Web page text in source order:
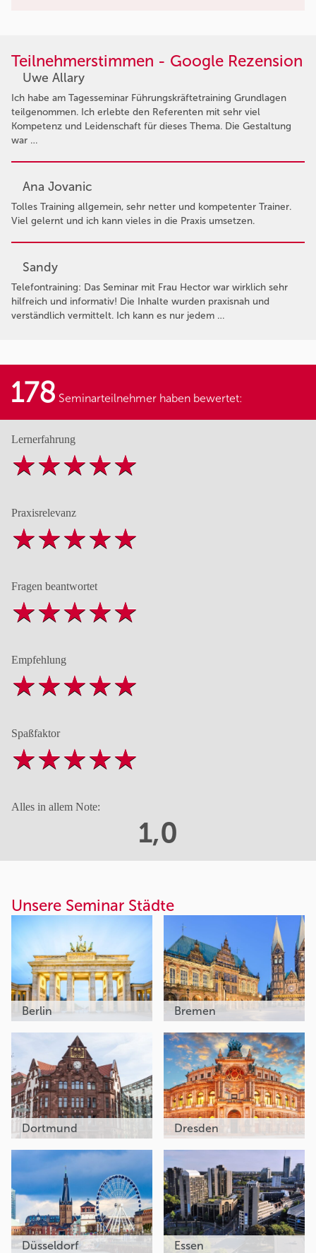
Teilnehmerstimmen - Google Rezension
Uwe Allary
Ich habe am Tagesseminar Führungskräftetraining Grundlagen
teilgenommen. Ich erlebte den Referenten mit sehr viel
Kompetenz und Leidenschaft für dieses Thema. Die Gestaltung
war …
Ana Jovanic
Tolles Training allgemein, sehr netter und kompetenter Trainer.
Viel gelernt und ich kann vieles in die Praxis umsetzen.
Sandy
Telefontraining: Das Seminar mit Frau Hector war wirklich sehr
hilfreich und informativ! Die Inhalte wurden praxisnah und
verständlich vermittelt. Ich kann es nur jedem …
178 Seminarteilnehmer haben bewertet:
Lernerfahrung
Praxisrelevanz
Fragen beantwortet
Empfehlung
Spaßfaktor
Alles in allem Note:
1,0
Unsere Seminar Städte
Berlin Bremen
Dortmund Dresden
Düsseldorf Essen